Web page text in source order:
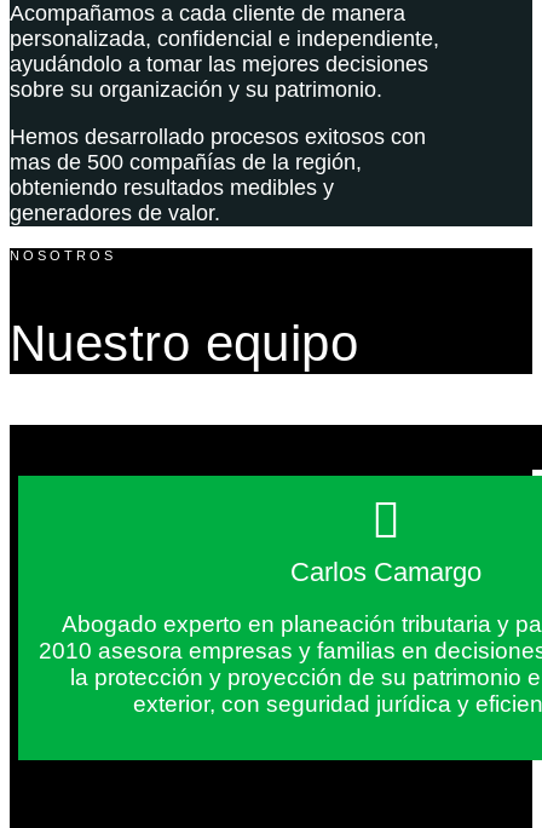
Acompañamos a cada cliente de manera
personalizada, confidencial e independiente,
ayudándolo a tomar las mejores decisiones
sobre su organización y su patrimonio.
Hemos desarrollado procesos exitosos con
mas de 500 compañías de la región,
obteniendo resultados medibles y
generadores de valor.
NOSOTROS
Nuestro equipo
Carlos Camargo
Abogado experto en planeación tributaria y
2010 asesora empresas y familias en
la protección y proyección de su patrimonio
exterior, con seguridad jurídica y